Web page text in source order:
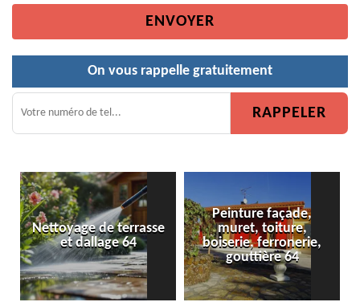
On vous rappelle gratuitement
Nettoyage de terrasse
et dallage 64
Peinture façade,
muret, toiture,
boiserie, ferronerie,
gouttière 64